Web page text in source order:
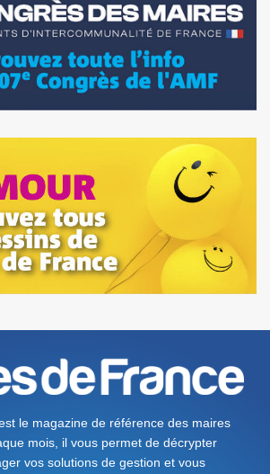
le magazine de référence des maires
mois, il vous permet de décrypter
vos solutions de gestion et vous